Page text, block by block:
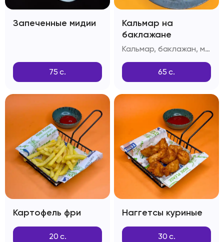
Запеченные мидии
75 с.
Кальмар на
баклажане
Кальмар, баклажан, масло сливочное, зелень, фирменный соус
65 с.
Картофель фри
20 с.
Наггетсы куриные
30 с.